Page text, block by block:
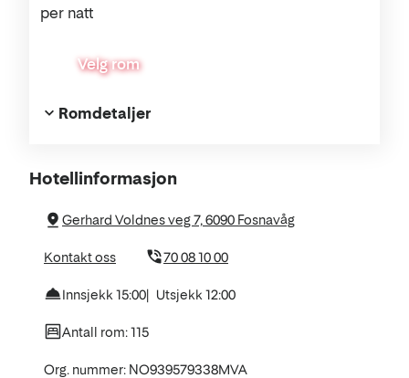
per natt
Velg rom
Romdetaljer
Om
hotellet
Hotellinformasjon
Gerhard Voldnes veg 7, 6090 Fosnavåg
Kontakt oss 70 08 10 00
Innsjekk 15:00 Utsjekk 12:00
Antall rom: 115
Org. nummer: NO939579338MVA